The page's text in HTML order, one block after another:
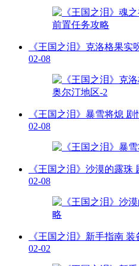
《王国之泪》克洛格果
02-08
《王国之泪》暴雪将熄
02-08
《王国之泪》沙漠的露珠
02-08
《王国之泪》新手指南
02-02